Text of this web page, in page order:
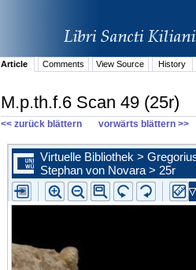
Article Comments View Source History
M.p.th.f.6 Scan 49 (25r)
<< zurück blättern vorwärts blättern >>